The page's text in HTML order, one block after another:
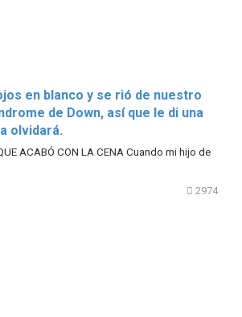
en blanco y se rió de nuestro
de Down, así que le di una
olvidará.
ACABÓ CON LA CENA Cuando mi hijo de
2974